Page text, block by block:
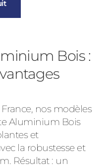
Bois :
nos modèles
Aluminium Bois
et
la robustesse et
Résultat : un